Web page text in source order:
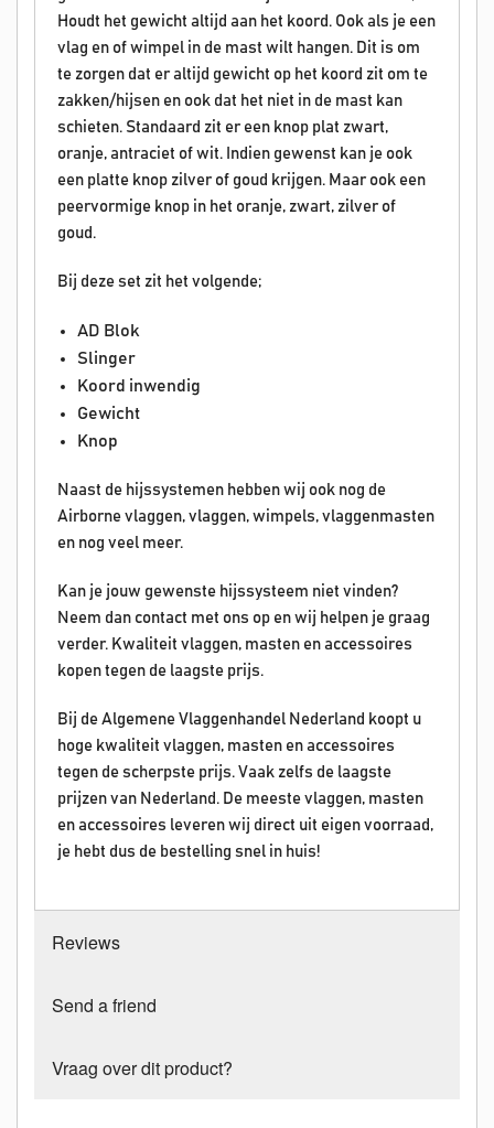
Houdt het gewicht altijd aan het koord. Ook als je een
vlag en of wimpel in de mast wilt hangen. Dit is om
te zorgen dat er altijd gewicht op het koord zit om te
zakken/hijsen en ook dat het niet in de mast kan
schieten. Standaard zit er een knop plat zwart,
oranje, antraciet of wit. Indien gewenst kan je ook
een platte knop zilver of goud krijgen. Maar ook een
peervormige knop in het oranje, zwart, zilver of
goud.
Bij deze set zit het volgende;
AD Blok
Slinger
Koord inwendig
Gewicht
Knop
Naast de hijssystemen hebben wij ook nog de
Airborne vlaggen, vlaggen, wimpels, vlaggenmasten
en nog veel meer.
Kan je jouw gewenste hijssysteem niet vinden?
Neem dan contact met ons op en wij helpen je graag
verder. Kwaliteit vlaggen, masten en accessoires
kopen tegen de laagste prijs.
Bij de Algemene Vlaggenhandel Nederland koopt u
hoge kwaliteit vlaggen, masten en accessoires
tegen de scherpste prijs. Vaak zelfs de laagste
prijzen van Nederland. De meeste vlaggen, masten
en accessoires leveren wij direct uit eigen voorraad,
je hebt dus de bestelling snel in huis!
Reviews
Send a friend
Vraag over dit product?